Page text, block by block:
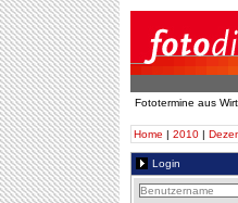
Fototermine aus
Home | 2010 |
Login